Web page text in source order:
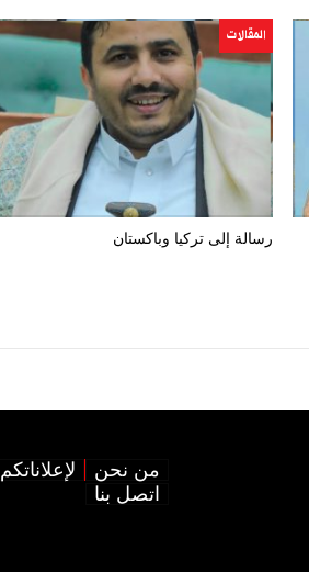
المقالات
رسالة إلى تركيا وباكستان
من نحن لإعلاناتكم
اتصل بنا